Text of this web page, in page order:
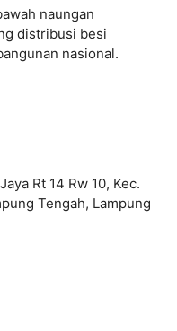
naungan
distribusi besi
nasional.
Rt 14 Rw 10, Kec.
Tengah, Lampung